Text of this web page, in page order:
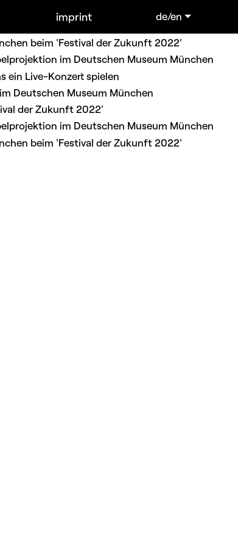
imprint de/en